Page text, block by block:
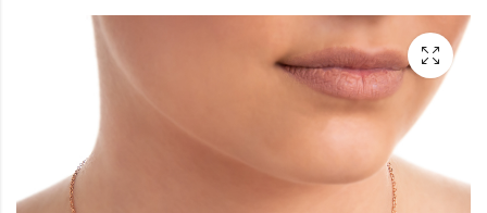
Σκουλαρίκια από
Ασήμι 925
95,00 €
Σκουλαρίκια από
Ασήμι 925
15,00€